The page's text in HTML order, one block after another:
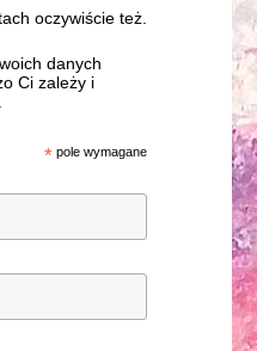
oczywiście też.
danych
Ci zależy i
* pole wymagane